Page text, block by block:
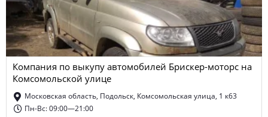
Компания по выкупу автомобилей Брискер-моторс на
Комсомольской улице
Московская область, Подольск, Комсомольская улица, 1 к63
Пн-Вс: 09:00—21:00